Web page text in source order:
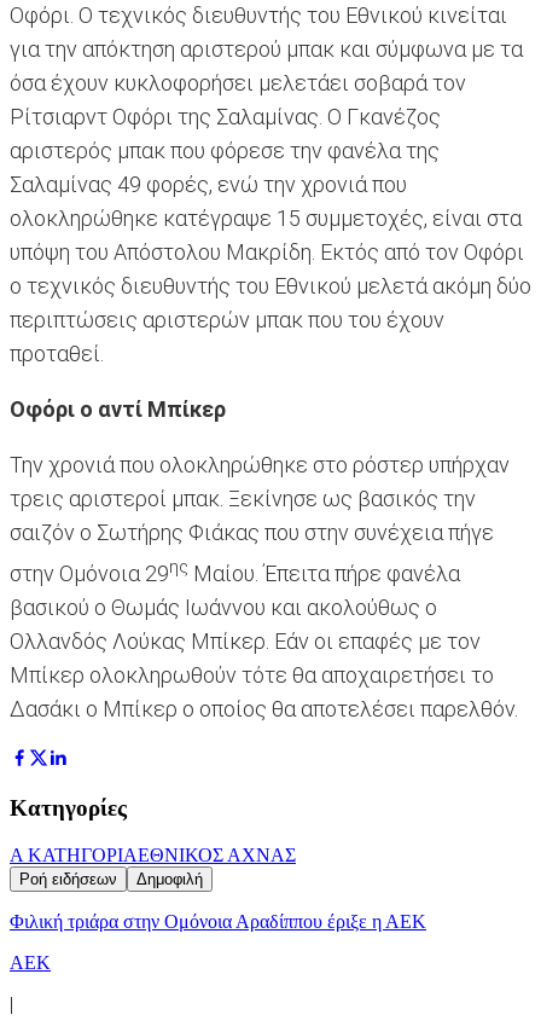
Οφόρι. Ο τεχνικός διευθυντής του Εθνικού κινείται
για την απόκτηση αριστερού μπακ και σύμφωνα με τα
όσα έχουν κυκλοφορήσει μελετάει σοβαρά τον
Ρίτσιαρντ Οφόρι της Σαλαμίνας. Ο Γκανέζος
αριστερός μπακ που φόρεσε την φανέλα της
Σαλαμίνας 49 φορές, ενώ την χρονιά που
ολοκληρώθηκε κατέγραψε 15 συμμετοχές, είναι στα
υπόψη του Απόστολου Μακρίδη. Εκτός από τον Οφόρι
ο τεχνικός διευθυντής του Εθνικού μελετά ακόμη δύο
περιπτώσεις αριστερών μπακ που του έχουν
προταθεί.
Οφόρι ο αντί Μπίκερ
Την χρονιά που ολοκληρώθηκε στο ρόστερ υπήρχαν
τρεις αριστεροί μπακ. Ξεκίνησε ως βασικός την
σαιζόν ο Σωτήρης Φιάκας που στην συνέχεια πήγε
στην Ομόνοια 29ης Μαίου. Έπειτα πήρε φανέλα
βασικού ο Θωμάς Ιωάννου και ακολούθως ο
Ολλανδός Λούκας Μπίκερ. Εάν οι επαφές με τον
Μπίκερ ολοκληρωθούν τότε θα αποχαιρετήσει το
Δασάκι ο Μπίκερ ο οποίος θα αποτελέσει παρελθόν.
Κατηγορίες
Α ΚΑΤΗΓΟΡΙΑΕΘΝΙΚΟΣ ΑΧΝΑΣ
Ροή ειδήσεων Δημοφιλή
Φιλική τριάρα στην Ομόνοια Αραδίππου έριξε η ΑΕΚ
ΑΕΚ
|